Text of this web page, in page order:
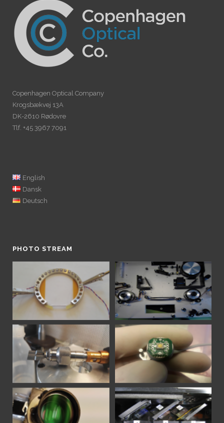
Copenhagen Optical Company
Krogsbækvej 13A
DK-2610 Rødovre
Tlf. +45 3967 7091
English
Dansk
Deutsch
PHOTO STREAM